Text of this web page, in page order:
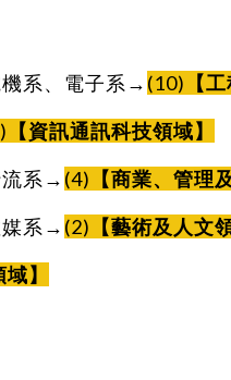
系、電子系→ (10) 【
【資訊通訊科技領域】
系→ (4) 【商業、管理
系→ (2) 【藝術及人文
】